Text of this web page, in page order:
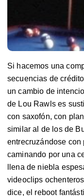
Si hacemos una
secuencias de
un cambio de
de Lou Rawls es
con saxofón, con
similar al de los de
entrecruzándose con
caminando por una
llena de niebla
videoclips
dice, el reboot